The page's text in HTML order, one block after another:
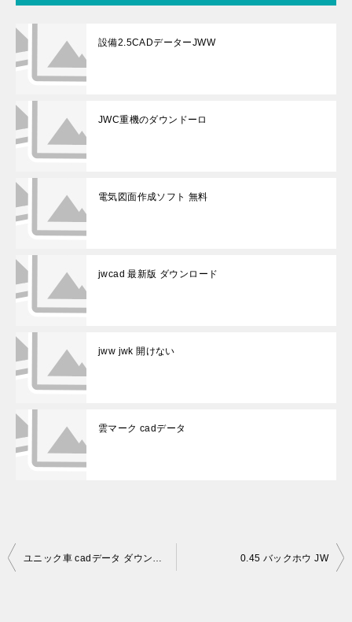
設備2.5CADデーターJWW
JWC重機のダウンドーロ
電気図面作成ソフト 無料
jwcad 最新版 ダウンロード
jww jwk 開けない
雲マーク cadデータ
投
ユニック車 cadデータ ダウンロード 0.45 バックホウ JW